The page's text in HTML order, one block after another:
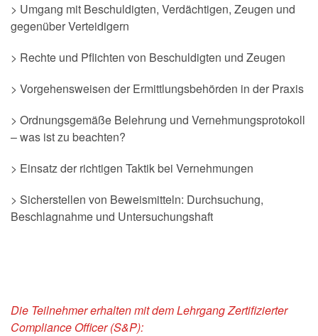
> Umgang mit Beschuldigten, Verdächtigen, Zeugen und
gegenüber Verteidigern
> Rechte und Pflichten von Beschuldigten und Zeugen
> Vorgehensweisen der Ermittlungsbehörden in der Praxis
> Ordnungsgemäße Belehrung und Vernehmungsprotokoll
– was ist zu beachten?
> Einsatz der richtigen Taktik bei Vernehmungen
> Sicherstellen von Beweismitteln: Durchsuchung,
Beschlagnahme und Untersuchungshaft
Die Teilnehmer erhalten mit dem Lehrgang Zertifizierter
Compliance Officer (S&P):